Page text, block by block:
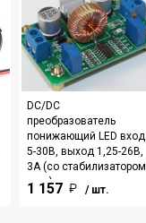
DC/DC
преобразователь
понижающий LED вход
5-30В, выход 1,25-26В,
3А (со стабилизатором
тока)
1 157 / шт.